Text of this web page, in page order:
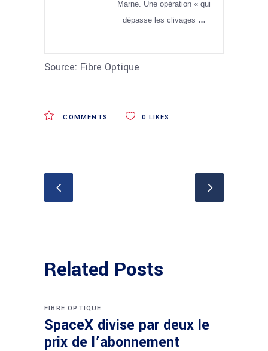
Marne. Une opération « qui
dépasse les clivages …
Source: Fibre Optique
COMMENTS 0 LIKES
Related Posts
FIBRE OPTIQUE
SpaceX divise par deux le
prix de l’abonnement